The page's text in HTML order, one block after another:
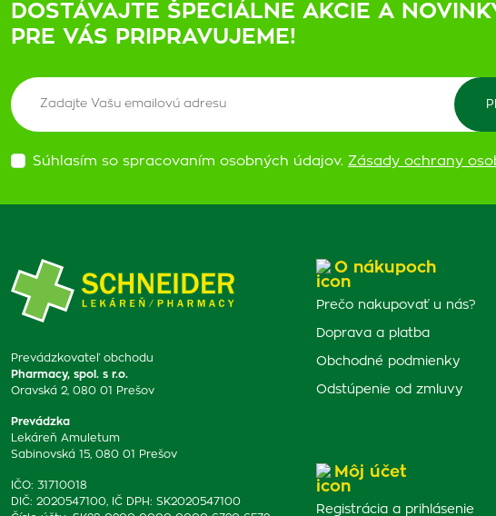
DOSTÁVAJTE ŠPECIÁLNE AKCIE A
PRE VÁS PRIPRAVUJEME!
Súhlasím so spracovaním osobných údajov. Zásady ochrany
Prevádzkovateľ obchodu
Pharmacy, spol. s r.o.
Oravská 2, 080 01 Prešov
Prevádzka
Lekáreň Amuletum
Sabinovská 15, 080 01 Prešov
IČO: 31710018
DIČ: 2020547100, IČ DPH: SK2020547100
O nákupoch
Prečo nakupovať u nás?
Doprava a platba
Obchodné podmienky
Odstúpenie od zmluvy
Môj účet
Registrácia a prihlásenie